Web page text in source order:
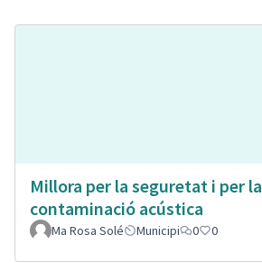
Millora per la seguretat i per la
contaminació acústica
Ma Rosa Solé Municipi 0 0